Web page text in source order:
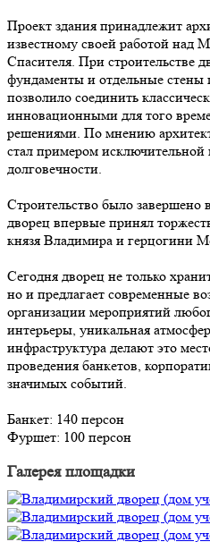
Проект здания принадлежит
известному своей работой над
Спасителя. При строительстве
фундаменты и отдельные стены
позволило соединить
инновационными для того
решениями. По мнению
стал примером исключительной
долговечности.
Строительство было завершено
дворец впервые принял
князя Владимира и герцогини
Сегодня дворец не только
но и предлагает современные
организации мероприятий
интерьеры, уникальная
инфраструктура делают это
проведения банкетов,
значимых событий.
Банкет: 140 персон
Фуршет: 100 персон
Галерея площадки